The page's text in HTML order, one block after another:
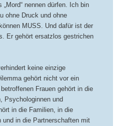
nennen dürfen. Ich bin
ohne Druck und ohne
MUSS. Und dafür ist der
Er gehört ersatzlos gestrichen
keine einzige
gehört nicht vor ein
Frauen gehört in die
Psychologinnen und
in die Familien, in die
und in die Partnerschaften mit